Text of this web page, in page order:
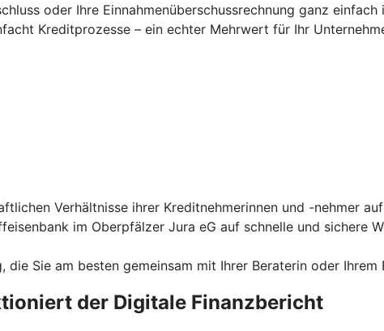
oder Ihre Einnahmenüberschussrechnung ganz
Kreditprozesse – ein echter Mehrwert für Ihr
Verhältnisse ihrer Kreditnehmerinnen und -nehmer
im Oberpfälzer Jura eG auf schnelle und sichere
Sie am besten gemeinsam mit Ihrer Beraterin oder Ihrem
der Digitale Finanzbericht